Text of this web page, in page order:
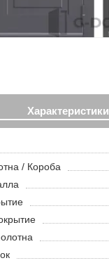
Характеристики
/ Короба